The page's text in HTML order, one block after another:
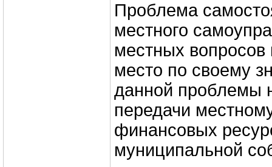
Проблема
местного
местных
место по своему
данной проблемы
передачи
финансовых
муниципальной